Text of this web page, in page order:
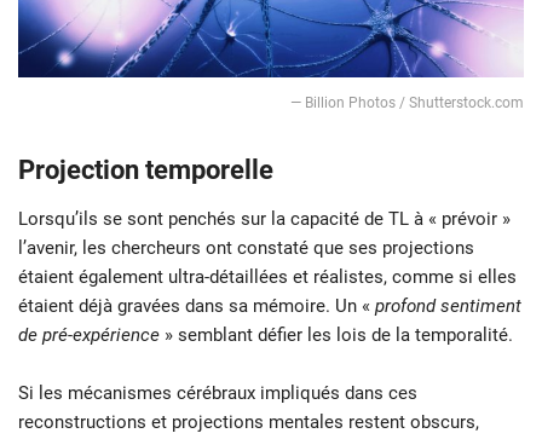
— Billion Photos / Shutterstock.com
Projection temporelle
Lorsqu’ils se sont penchés sur la capacité de TL à « prévoir »
l’avenir, les chercheurs ont constaté que ses projections
étaient également ultra-détaillées et réalistes, comme si elles
étaient déjà gravées dans sa mémoire. Un « profond sentiment
de pré-expérience » semblant défier les lois de la temporalité.
Si les mécanismes cérébraux impliqués dans ces
reconstructions et projections mentales restent obscurs,